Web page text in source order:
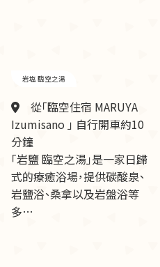
岩塩 臨空之湯
從「臨空住宿 MARUYA
Izumisano 」 自行開車約10
分鐘
「岩鹽 臨空之湯」是一家日歸
式的療癒浴場，提供碳酸泉、
岩鹽浴、桑拿以及岩盤浴等
多…